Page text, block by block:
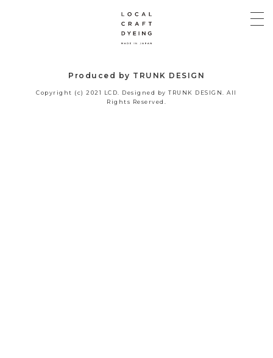
Produced by TRUNK DESIGN
Copyright (c) 2021 LCD. Designed by TRUNK DESIGN. All
Rights Reserved.